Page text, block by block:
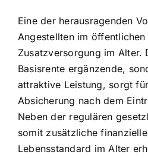
Eine der herausragenden
Angestellten im
Zusatzversorgung im Alter.
Basisrente ergänzende,
attraktive Leistung, sorgt
Absicherung nach dem
Neben der regulären
somit zusätzliche
Lebensstandard im Alter